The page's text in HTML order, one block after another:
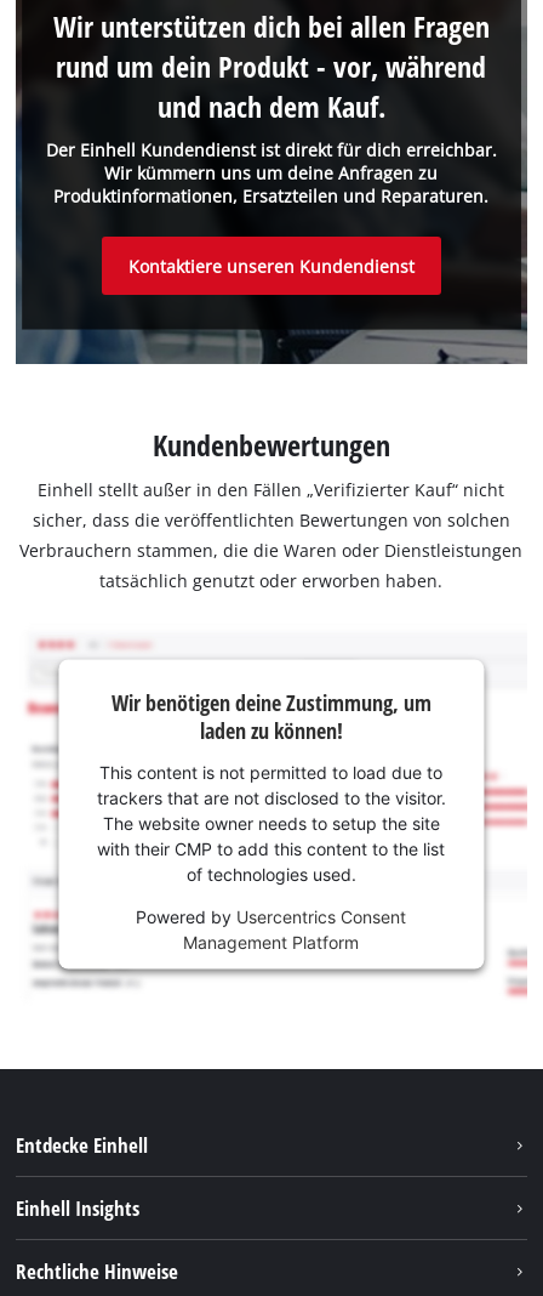
Der Einhell Kundendienst ist direkt für dich erreichbar.
Wir kümmern uns um deine Anfragen zu
Produktinformationen, Ersatzteilen und Reparaturen.
Wir unterstützen dich bei allen Fragen
rund um dein Produkt - vor, während
und nach dem Kauf.
Kontaktiere unseren Kundendienst
Kundenbewertungen
Einhell stellt außer in den Fällen „Verifizierter Kauf“ nicht
sicher, dass die veröffentlichten Bewertungen von solchen
Verbrauchern stammen, die die Waren oder Dienstleistungen
tatsächlich genutzt oder erworben haben.
Wir benötigen deine Zustimmung, um
laden zu können!
This content is not permitted to load due to
trackers that are not disclosed to the visitor.
The website owner needs to setup the site
with their CMP to add this content to the list
of technologies used.
Powered by Usercentrics Consent
Management Platform
Entdecke Einhell
Akkusystem
Einhell Insights
Rechtliche Hinweise